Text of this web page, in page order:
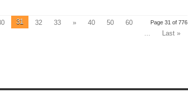
Page 31 of 776
31 32 33 » 40 50
60
...
Last »